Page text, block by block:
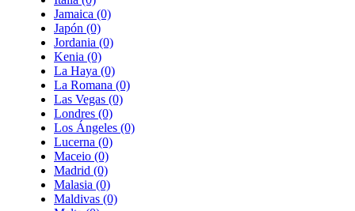
Jamaica (0)
Japón (0)
Jordania (0)
Kenia (0)
La Haya (0)
La Romana (0)
Las Vegas (0)
Londres (0)
Los Ángeles (0)
Lucerna (0)
Maceio (0)
Madrid (0)
Malasia (0)
Maldivas (0)